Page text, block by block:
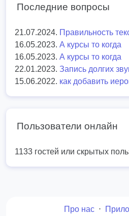
Последние вопросы
21.07.2024. Правильность
16.05.2023. А курсы то когда
16.05.2023. А курсы то когда
22.01.2023. Запись долгих
15.06.2022. как добавить
Пользователи онлайн
1133 гостей или скрытых
Про нас ⋅